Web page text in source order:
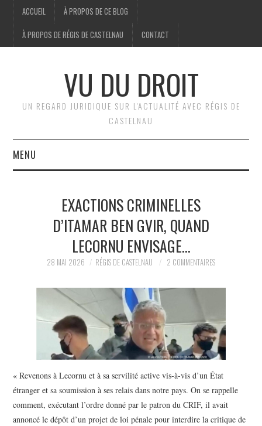
ACCUEIL À PROPOS DE CE BLOG
À PROPOS DE RÉGIS DE CASTELNAU CONTACT
VU DU DROIT
UN REGARD JURIDIQUE SUR L'ACTUALITÉ AVEC RÉGIS DE
CASTELNAU
MENU
CULTURE
SPORT
EXACTIONS CRIMINELLES
D’ITAMAR BEN GVIR, QUAND
LECORNU ENVISAGE…
28 MAI 2026 RÉGIS DE CASTELNAU 2 COMMENTAIRES
« Revenons à Lecornu et à sa servilité active vis-à-vis d’un État
étranger et sa soumission à ses relais dans notre pays. On se rappelle
comment, exécutant l’ordre donné par le patron du CRIF, il avait
annoncé le dépôt d’un projet de loi pénale pour interdire la critique de